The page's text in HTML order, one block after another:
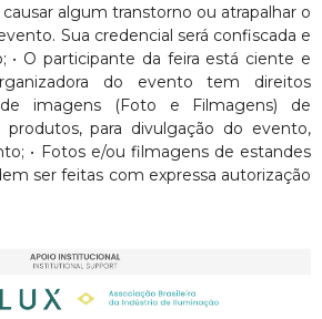
algum transtorno ou atrapalhar o
Sua credencial será confiscada e
• O participante da feira está ciente e
do evento tem direitos
imagens (Foto e Filmagens) de
produtos, para divulgação do evento,
• Fotos e/ou filmagens de estandes
ser feitas com expressa autorização